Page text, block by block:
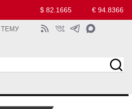
$ 82.1665 € 94.8366
ТЕМУ